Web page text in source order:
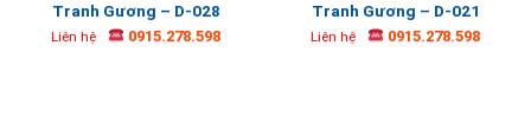
Tranh Gương – D-028
Liên hệ 0915.278.598
Tranh Gương – D-021
Liên hệ 0915.278.598